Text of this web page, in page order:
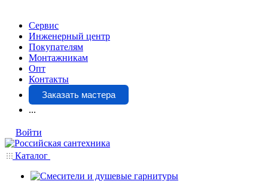
Сервис
Инженерный центр
Покупателям
Монтажникам
Опт
Контакты
Заказать мастера
...
Войти
Каталог